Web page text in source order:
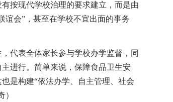
按现代学校治理的要求建立，而是由
谊会”，甚至在学校不宜出面的事务
表全体家长参与学校办学监督，同
进行。简单来说，保障食品卫生安
是构建“依法办学、自主管理、社会
）